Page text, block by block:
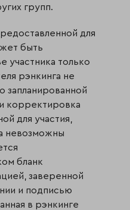
групп.
для
быть
участника только
рэнкинга не
запланированной
корректировка
для участия,
невозможны
бланк
заверенной
и подписью
в рэнкинге